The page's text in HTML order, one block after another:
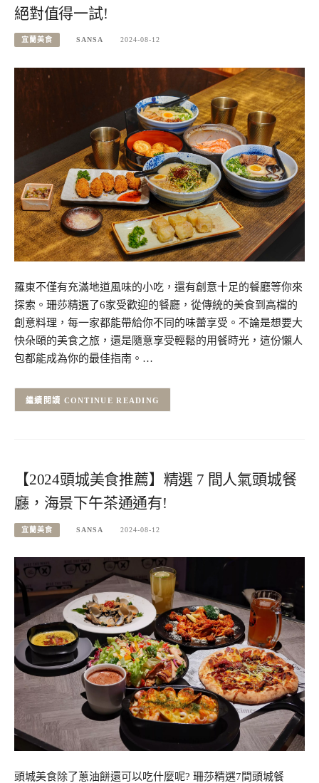
絕對值得一試!
宜蘭美食 SANSA 2024-08-12
羅東不僅有充滿地道風味的小吃，還有創意十足的餐廳等你來
探索。珊莎精選了6家受歡迎的餐廳，從傳統的美食到高檔的
創意料理，每一家都能帶給你不同的味蕾享受。不論是想要大
快朵頤的美食之旅，還是隨意享受輕鬆的用餐時光，這份懶人
包都能成為你的最佳指南。…
CONTINUE READING
【2024頭城美食推薦】精選 7 間人氣頭城餐
廳，海景下午茶通通有!
宜蘭美食 SANSA 2024-08-12
頭城美食除了蔥油餅還可以吃什麼呢? 珊莎精選7間頭城餐